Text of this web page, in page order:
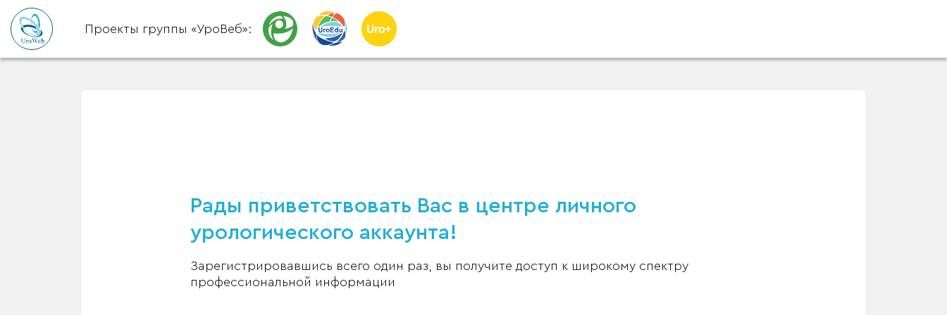
Проекты группы «УроВеб»:
Рады приветствовать Вас в центре личного
урологического аккаунта!
Зарегистрировавшись всего один раз, вы получите доступ к широкому спектру
профессиональной информации